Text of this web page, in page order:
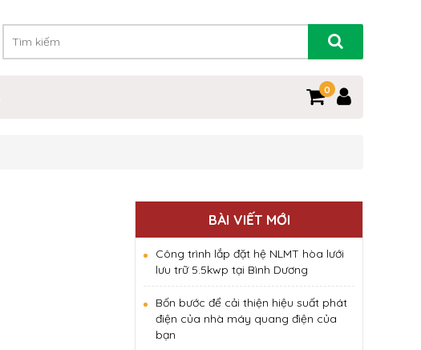
0
BÀI VIẾT MỚI
Công trình lắp đặt hệ NLMT hòa lưới
lưu trữ 5.5kwp tại Bình Dương
Bốn bước để cải thiện hiệu suất phát
điện của nhà máy quang điện của
bạn